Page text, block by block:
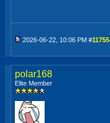
2026-06-22, 10:06 PM #11755
polar168
Elite Member